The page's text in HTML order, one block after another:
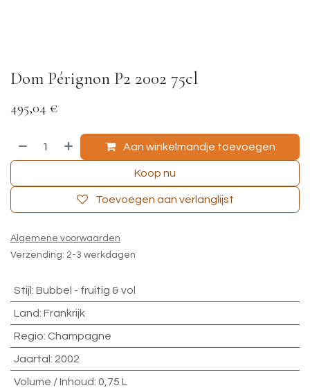
Dom Pérignon P2 2002 75cl
495,04 €
Aan winkelmandje toevoegen
Koop nu
Toevoegen aan verlanglijst
Algemene voorwaarden
Verzending: 2-3 werkdagen
Stijl : Bubbel - fruitig & vol
Land: Frankrijk
Regio: Champagne
Jaartal : 2002
Volume / Inhoud: 0,75 L